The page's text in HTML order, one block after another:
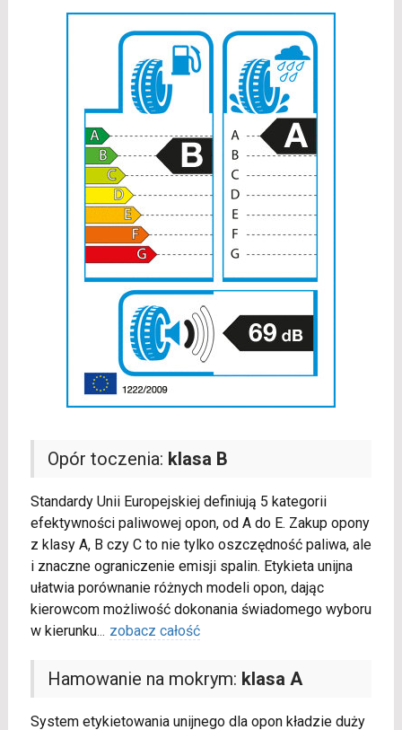
Opór toczenia: klasa B
Standardy Unii Europejskiej definiują 5 kategorii
efektywności paliwowej opon, od A do E. Zakup opony
z klasy A, B czy C to nie tylko oszczędność paliwa, ale
i znaczne ograniczenie emisji spalin. Etykieta unijna
ułatwia porównanie różnych modeli opon, dając
kierowcom możliwość dokonania świadomego wyboru
w kierunku... zobacz całość
Hamowanie na mokrym: klasa A
System etykietowania unijnego dla opon kładzie duży